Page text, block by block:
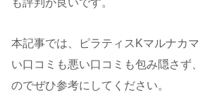
本記事では、ピラティスKマルナカ
い口コミも悪い口コミも包み隠さず
のでぜひ参考にしてください。